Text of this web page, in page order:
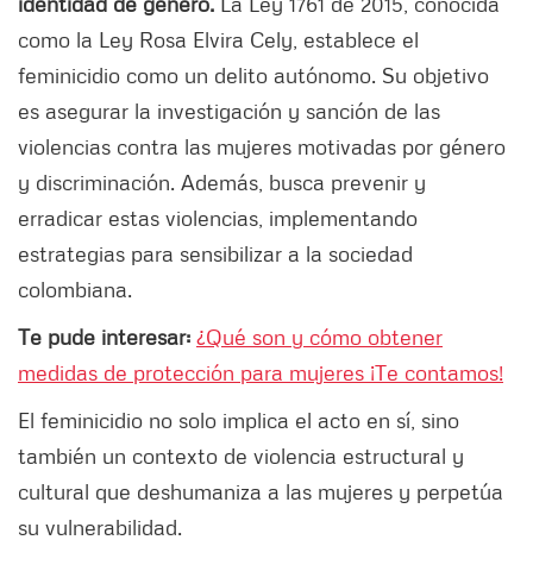
como la Ley Rosa Elvira Cely, establece el
feminicidio como un delito autónomo. Su objetivo
es asegurar la investigación y sanción de las
violencias contra las mujeres motivadas por género
y discriminación. Además, busca prevenir y
erradicar estas violencias, implementando
estrategias para sensibilizar a la sociedad
colombiana.
Te pude interesar: ¿Qué son y cómo obtener
medidas de protección para mujeres ¡Te contamos!
El feminicidio no solo implica el acto en sí, sino
también un contexto de violencia estructural y
cultural que deshumaniza a las mujeres y perpetúa
su vulnerabilidad.